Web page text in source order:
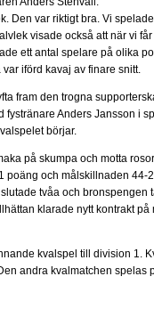
Den var riktigt bra. Vi
visade också att när vi
ett antal spelare på olika
iförd kavaj av finare snitt.
fram den trogna
fystränare Anders Jansson i
börjar.
på skumpa och motta
poäng och målskillnaden 44-
tvåa och
klarade nytt kontrakt
kvalspel till division 1.
andra kvalmatchen spelas